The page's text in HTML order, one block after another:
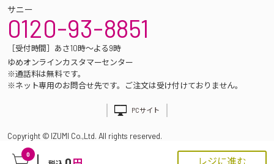
0
レジに進む
サニー
0120-93-8851
［受付時間］あさ10時～よる9時
ゆめオンラインカスタマーセンター
※通話料は無料です。
※ネット専用のお問合せ先です。ご注文は受け付けておりません。
PCサイト
Copyright © IZUMI Co.,Ltd. All rights reserved.